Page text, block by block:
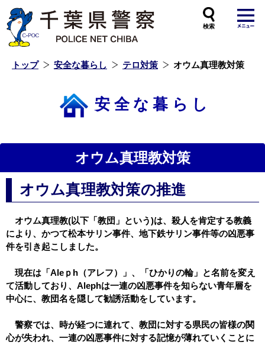
トップ 安全な暮らし テロ対策 オウム真理教対策
安全な暮らし
オウム真理教対策
オウム真理教対策の推進
オウム真理教(以下「教団」という)は、殺人を肯定する教義
により、かつて松本サリン事件、地下鉄サリン事件等の凶悪事
件を引き起こしました。
現在は「Aleｐh（アレフ）」、「ひかりの輪」と名前を変え
て活動しており、Alephは一連の凶悪事件を知らない青年層を
中心に、教団名を隠して勧誘活動をしています。
警察では、時が経つに連れて、教団に対する県民の皆様の関
心が失われ、一連の凶悪事件に対する記憶が薄れていくことに